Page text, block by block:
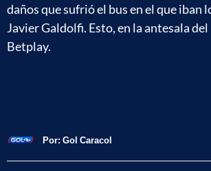
daños que sufrió el bus en el que iban
Javier Galdolfi. Esto, en la antesala
Betplay.
Por: Gol Caracol